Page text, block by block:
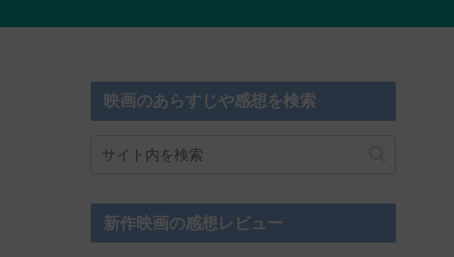
映画のあらすじや感想を検索
新作映画の感想レビュー